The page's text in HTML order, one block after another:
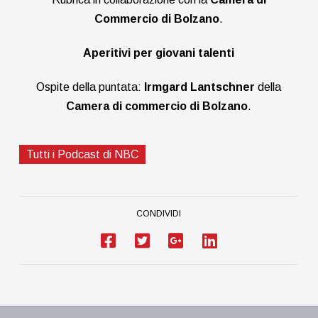
Commercio di Bolzano.
Aperitivi per giovani talenti
Ospite della puntata: Irmgard Lantschnerdella
Camera di commercio di Bolzano.
Tutti i Podcast di NBC
CONDIVIDI